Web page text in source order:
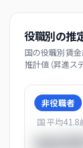
役職別の推
国の役職別賃金
推計値（昇進ス
非役職者
国 平均41.8